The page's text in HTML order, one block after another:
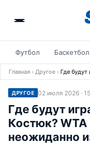
Футбол Баскетбол
Главная › Другое › Где
ДРУГОЕ 02 июля 2026 ·
Где будут
Костюк?
неожиданно